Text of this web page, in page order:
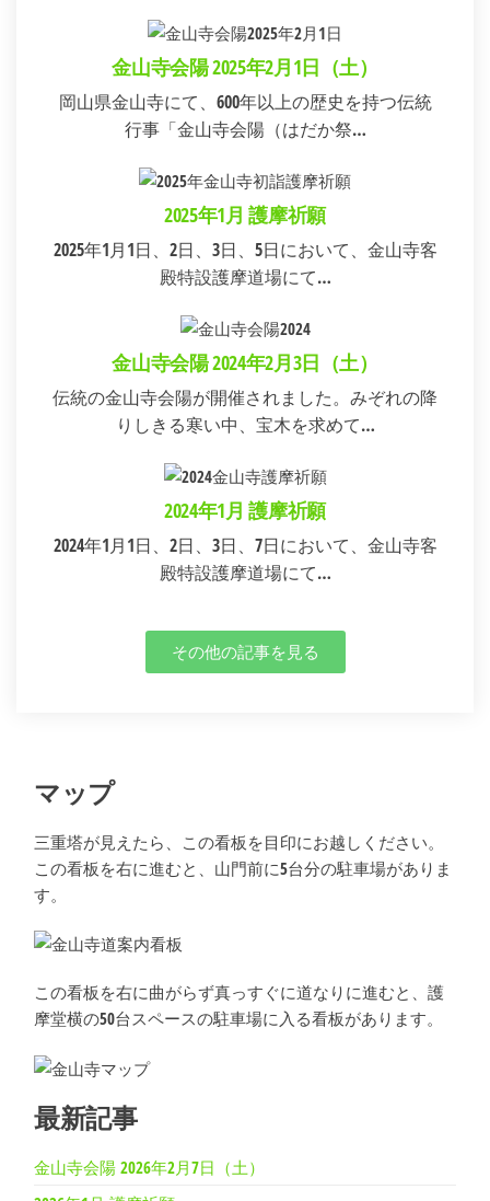
金山寺会陽 2025年2月1日（土）
岡山県金山寺にて、600年以上の歴史を持つ伝統
行事「金山寺会陽（はだか祭…
2025年1月 護摩祈願
2025年1月1日、2日、3日、5日において、金山寺客
殿特設護摩道場にて…
金山寺会陽 2024年2月3日（土）
伝統の金山寺会陽が開催されました。みぞれの降
りしきる寒い中、宝木を求めて…
2024年1月 護摩祈願
2024年1月1日、2日、3日、7日において、金山寺客
殿特設護摩道場にて…
その他の記事を見る
マップ
三重塔が見えたら、この看板を目印にお越しください。
この看板を右に進むと、山門前に5台分の駐車場がありま
す。
この看板を右に曲がらず真っすぐに道なりに進むと、護
摩堂横の50台スペースの駐車場に入る看板があります。
最新記事
金山寺会陽 2026年2月7日（土）